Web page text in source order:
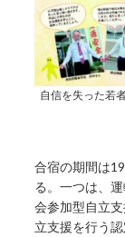
自信を失った若
合宿の期間は
る。一つは、
会参加型自立
立支援を行う